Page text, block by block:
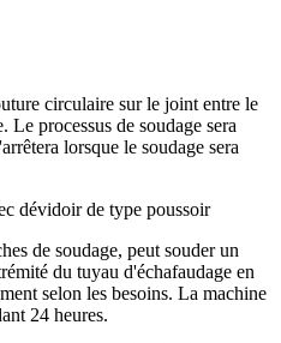
circulaire sur le joint entre le
Le processus de soudage sera
lorsque le soudage sera
dévidoir de type poussoir
de soudage, peut souder un
du tuyau d'échafaudage en
selon les besoins. La machine
24 heures.